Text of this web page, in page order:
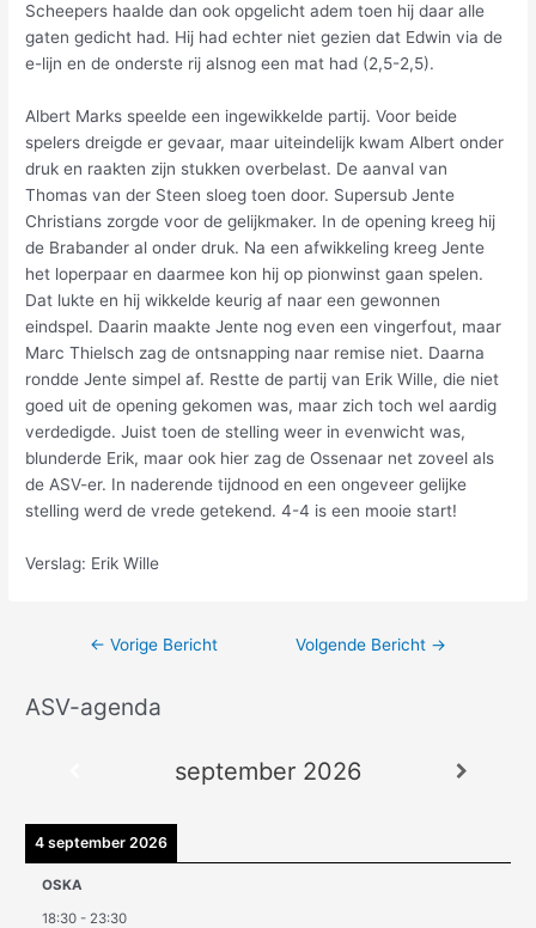
Scheepers haalde dan ook opgelicht adem toen hij daar alle
gaten gedicht had. Hij had echter niet gezien dat Edwin via de
e-lijn en de onderste rij alsnog een mat had (2,5-2,5).
Albert Marks speelde een ingewikkelde partij. Voor beide
spelers dreigde er gevaar, maar uiteindelijk kwam Albert onder
druk en raakten zijn stukken overbelast. De aanval van
Thomas van der Steen sloeg toen door. Supersub Jente
Christians zorgde voor de gelijkmaker. In de opening kreeg hij
de Brabander al onder druk. Na een afwikkeling kreeg Jente
het loperpaar en daarmee kon hij op pionwinst gaan spelen.
Dat lukte en hij wikkelde keurig af naar een gewonnen
eindspel. Daarin maakte Jente nog even een vingerfout, maar
Marc Thielsch zag de ontsnapping naar remise niet. Daarna
rondde Jente simpel af. Restte de partij van Erik Wille, die niet
goed uit de opening gekomen was, maar zich toch wel aardig
verdedigde. Juist toen de stelling weer in evenwicht was,
blunderde Erik, maar ook hier zag de Ossenaar net zoveel als
de ASV-er. In naderende tijdnood en een ongeveer gelijke
stelling werd de vrede getekend. 4-4 is een mooie start!
Verslag: Erik Wille
← Vorige Bericht Volgende Bericht →
ASV-agenda
september 2026
4 september 2026
OSKA
18:30 - 23:30
A
e